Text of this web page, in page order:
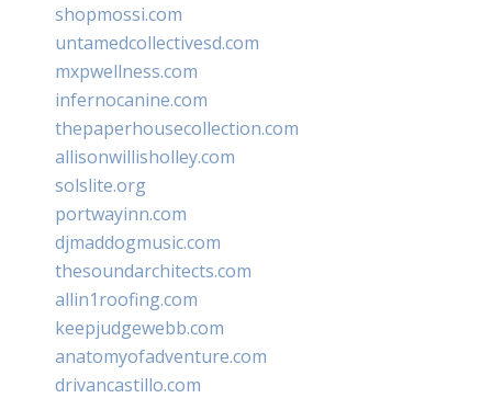
shopmossi.com
untamedcollectivesd.com
mxpwellness.com
infernocanine.com
thepaperhousecollection.com
allisonwillisholley.com
solslite.org
portwayinn.com
djmaddogmusic.com
thesoundarchitects.com
allin1roofing.com
keepjudgewebb.com
anatomyofadventure.com
drivancastillo.com